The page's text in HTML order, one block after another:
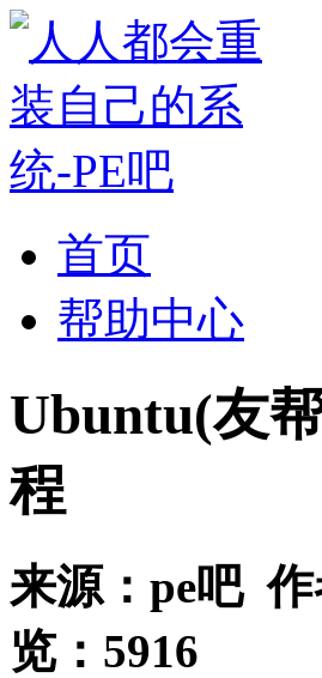
首页
帮助中心
Ubuntu(友
程
来源： pe吧作
览： 5916